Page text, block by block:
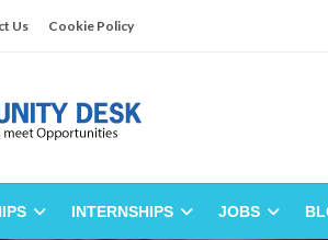
Us Cookie Policy
Desk
Opportunities
INTERNSHIPS JOBS